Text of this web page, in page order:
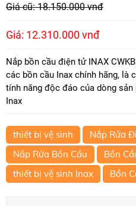
Giá cũ: 18.150.000 vnđ
Giá: 12.310.000 vnđ
Nắp bồn cầu điện tử INAX
các bồn cầu Inax chính hãng, là
tính năng độc đáo của dòng
Inax
thiết bị vệ sinh
Nắp Rửa
Nắp Rửa Bồn Cầu
Bồn
thiết bị vệ sinh Inax
Bồn